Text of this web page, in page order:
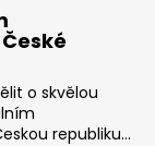
o skvělou
republiku...